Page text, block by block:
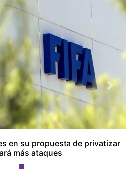
en su propuesta de privatizar
más ataques
Next